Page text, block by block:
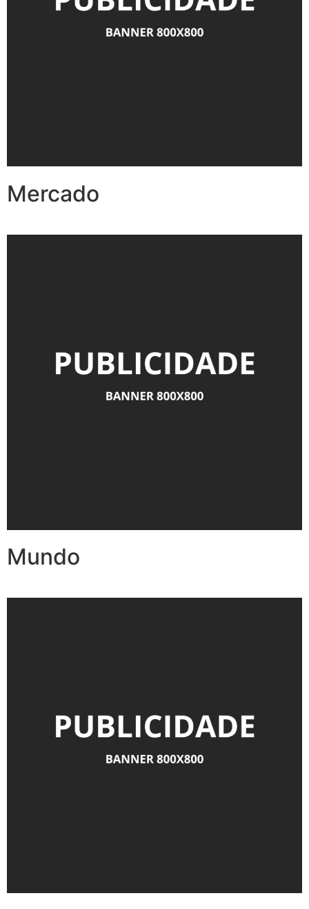
Mercado
Mundo